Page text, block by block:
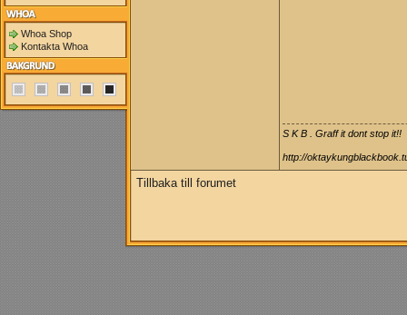
Whoa Shop
Kontakta Whoa
S K B . Graff it dont stop it!!
http://
Tillbaka till forumet